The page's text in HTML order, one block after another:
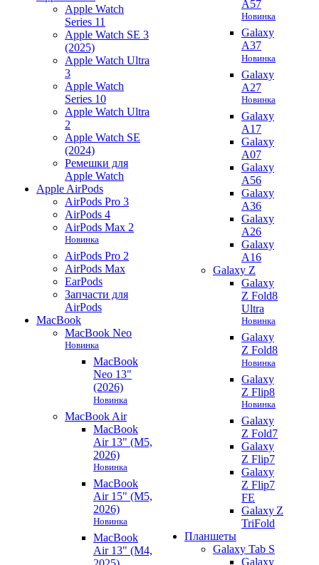
Apple Watch
Series 11
Apple Watch SE 3
(2025)
Apple Watch Ultra
3
Apple Watch
Series 10
Apple Watch Ultra
2
Apple Watch SE
(2024)
Ремешки для
Apple Watch
Apple AirPods
AirPods Pro 3
AirPods 4
AirPods Max 2
Новинка
AirPods Pro 2
AirPods Max
EarPods
Запчасти для
AirPods
MacBook
MacBook Neo
Новинка
MacBook
Neo 13"
(2026)
Новинка
MacBook Air
MacBook
Air 13" (M5,
2026)
Новинка
MacBook
Air 15" (M5,
2026)
Новинка
MacBook
Air 13" (M4,
A57
Новинка
Galaxy
A37
Новинка
Galaxy
A27
Новинка
Galaxy
A17
Galaxy
A07
Galaxy
A56
Galaxy
A36
Galaxy
A26
Galaxy
A16
Galaxy Z
Galaxy
Z Fold8
Ultra
Новинка
Galaxy
Z Fold8
Новинка
Galaxy
Z Flip8
Новинка
Galaxy
Z Fold7
Galaxy
Z Flip7
Galaxy
Z Flip7
FE
Galaxy Z
TriFold
Планшеты
Galaxy Tab S
Galaxy